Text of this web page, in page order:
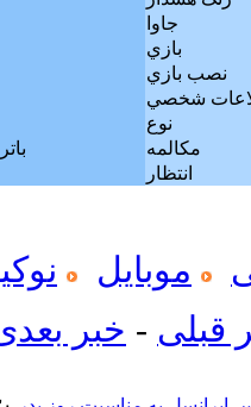
جاوا
بازي
نصب بازي
شخصي
نوع
مکالمه
انتظار
موبایل
قبلی - خبر